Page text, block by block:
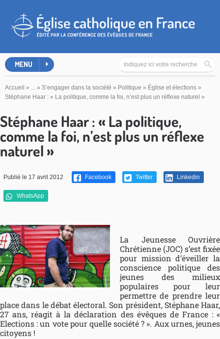
MENU
Accueil » ... » S’engager dans la société » Politique » Église et élections »
Stéphane Haar : « La politique, comme la foi, n’est plus un réflexe naturel »
Stéphane Haar : « La politique,
comme la foi, n’est plus un réflexe
naturel »
Publié le 17 avril 2012 Facebook Twitter Linkedin
WhatsApp
La Jeunesse Ouvrière
Chrétienne (JOC) s’est fixée
pour mission d’éveiller la
conscience politique des
jeunes des milieux
populaires pour leur
permettre de prendre leur
place dans le débat électoral. Son président, Stéphane Haar,
27 ans, réagit à la déclaration des évêques de France : «
Elections : un vote pour quelle société ? ». Aux urnes, jeunes
citoyens !